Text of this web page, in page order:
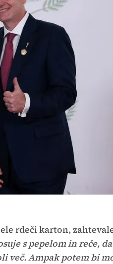
rdeči karton,
s pepelom in reče,
več. Ampak potem bi